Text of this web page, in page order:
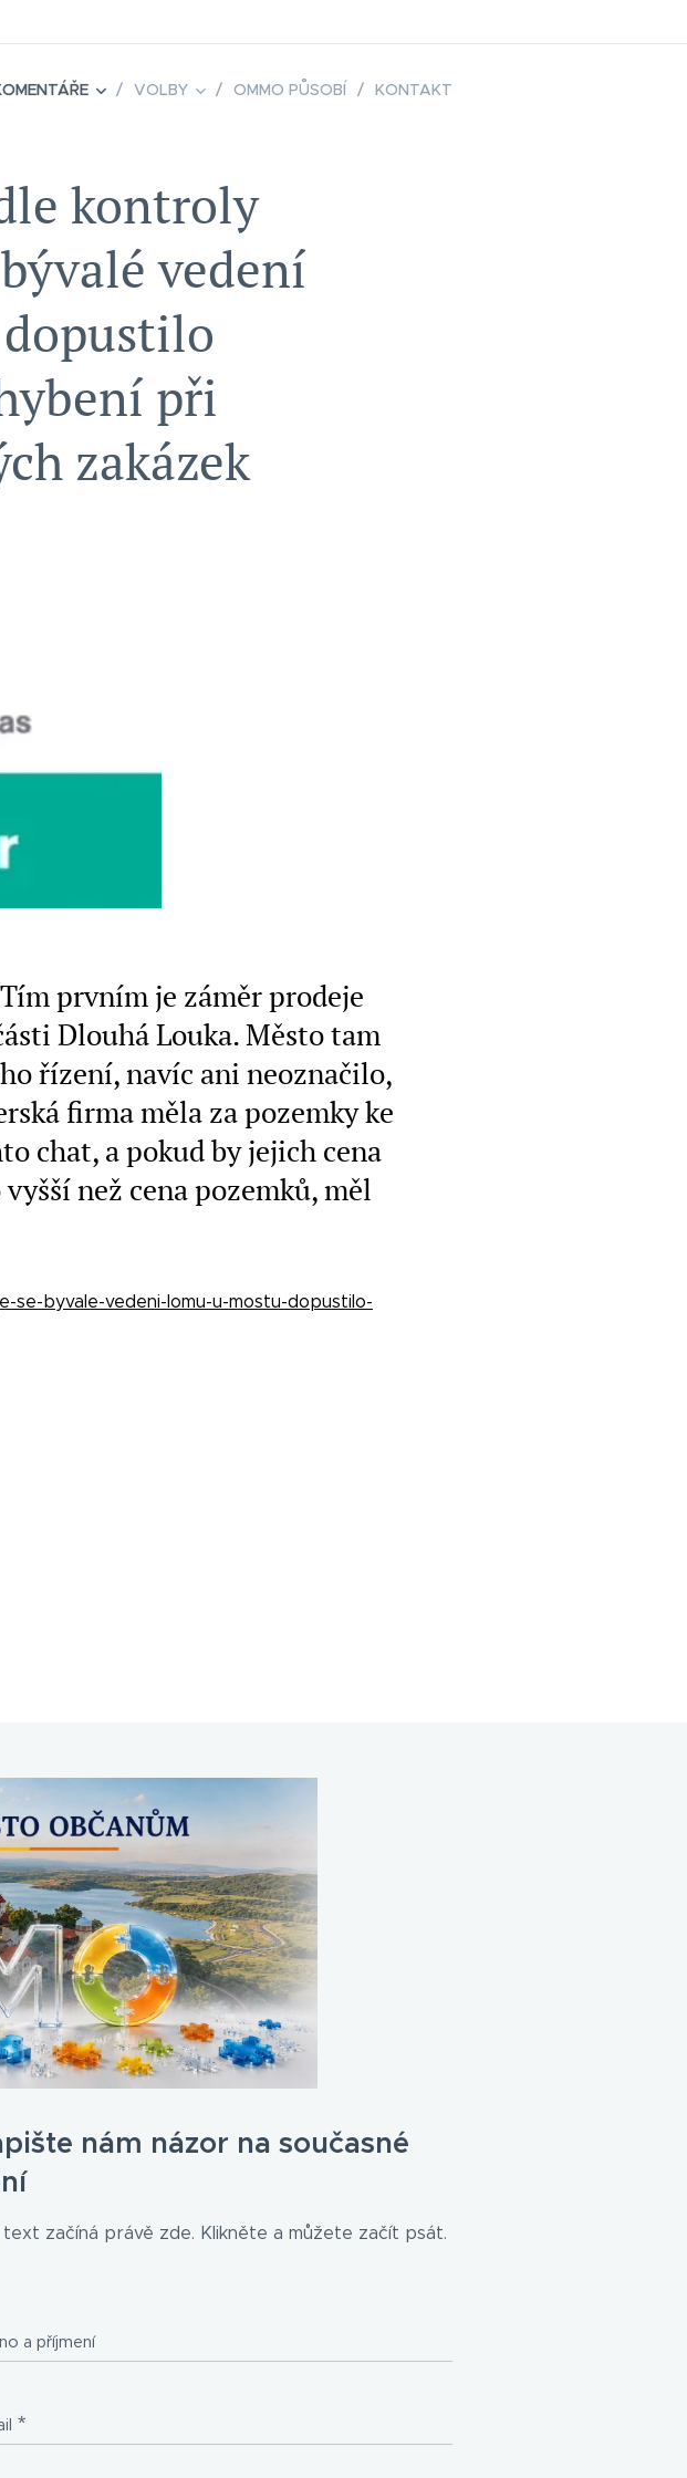
VOLBY OMMO PŮSOBÍ KONTAKT
kontroly
vedení
při
zakázek
prvním je záměr prodeje
Dlouhá Louka. Město tam
řízení, navíc ani neoznačilo,
firma měla za pozemky ke
chat, a pokud by jejich cena
než cena pozemků, měl
byvale-vedeni-lomu-u-mostu-dopustilo-
nám názor na současné
text začíná právě zde. Klikněte a můžete začít psát.
a příjmení